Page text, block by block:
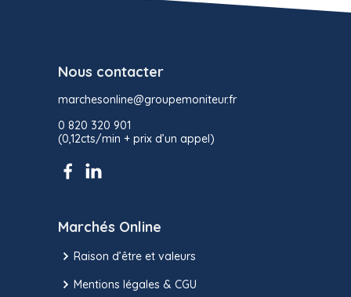
Nous contacter
marchesonline@groupemoniteur.fr
0 820 320 901
(0,12cts/min + prix d’un appel)
Marchés Online
Raison d’être et valeurs
Mentions légales & CGU